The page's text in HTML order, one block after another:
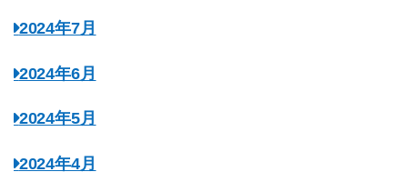
2024年7月
2024年6月
2024年5月
2024年4月